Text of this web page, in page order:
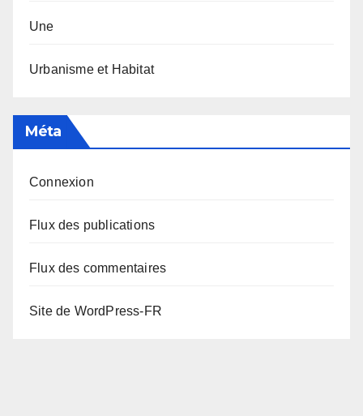
Une
Urbanisme et Habitat
Méta
Connexion
Flux des publications
Flux des commentaires
Site de WordPress-FR